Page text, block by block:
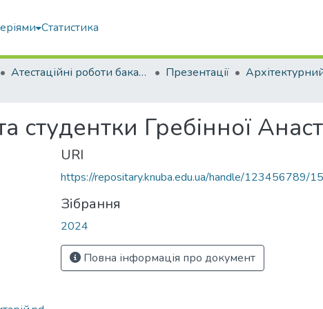
Статистика
Атестаційні роботи бакалаврів Презентації
студентки Гребінної
URI
https://repositary.knuba.edu.ua/handle/123456789/
Зібрання
2024
Повна інформація про документ